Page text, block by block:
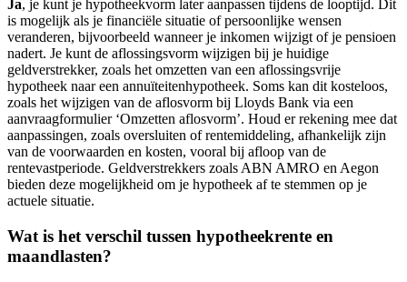
Ja, je kunt je hypotheekvorm later aanpassen tijdens de looptijd. Dit
is mogelijk als je financiële situatie of persoonlijke wensen
veranderen, bijvoorbeeld wanneer je inkomen wijzigt of je pensioen
nadert. Je kunt de aflossingsvorm wijzigen bij je huidige
geldverstrekker, zoals het omzetten van een aflossingsvrije
hypotheek naar een annuïteitenhypotheek. Soms kan dit kosteloos,
zoals het wijzigen van de aflosvorm bij Lloyds Bank via een
aanvraagformulier ‘Omzetten aflosvorm’. Houd er rekening mee dat
aanpassingen, zoals oversluiten of rentemiddeling, afhankelijk zijn
van de voorwaarden en kosten, vooral bij afloop van de
rentevastperiode. Geldverstrekkers zoals ABN AMRO en Aegon
bieden deze mogelijkheid om je hypotheek af te stemmen op je
actuele situatie.
Wat is het verschil tussen hypotheekrente en
maandlasten?